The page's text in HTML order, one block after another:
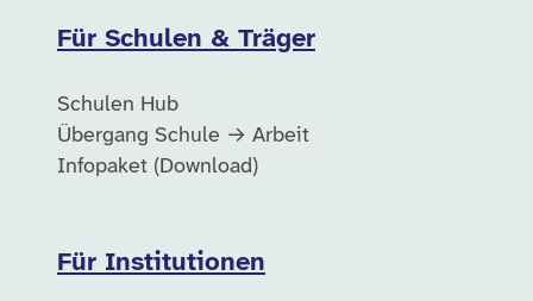
Für Schulen & Träger
Schulen Hub
Übergang Schule → Arbeit
Infopaket (Download)
Für Institutionen